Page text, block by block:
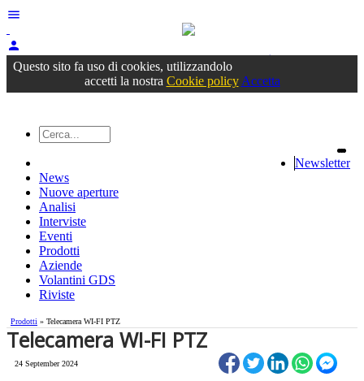
menu
person
Accedioppure registrati
Questo sito fa uso di cookies, utilizzandolo
accetti la nostra Cookie policy Accetta
Newsletter
News
Nuove aperture
Analisi
Interviste
Eventi
Prodotti
Aziende
Volantini GDS
Riviste
Prodotti » Telecamera WI-FI PTZ
Telecamera WI-FI PTZ
24 September 2024